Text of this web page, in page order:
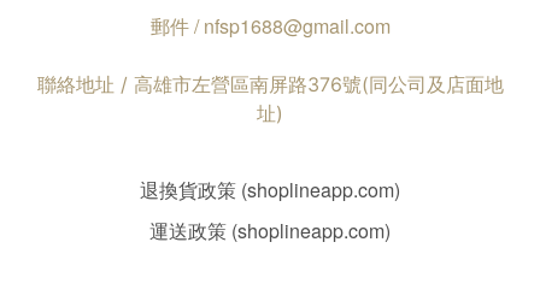
郵件 / nfsp1688@gmail.com
聯絡地址 / 高雄市左營區南屏路376號(同公司及店面地
址)
退換貨政策 (shoplineapp.com)
運送政策 (shoplineapp.com)